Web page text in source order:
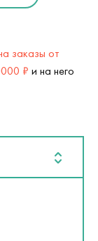
заказы от
₽ и на него